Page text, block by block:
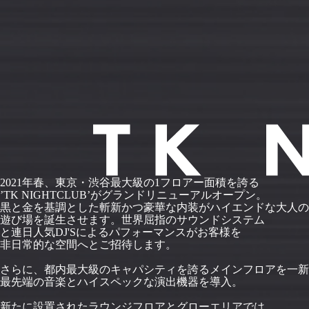
2021年春、東京・渋谷最大級の1フロアー面積を誇る
’TK NIGHTCLUB’がグランドリニューアルオープン。
黒と金を基調とした斬新かつ豪華な内装がハイエンドな大人の
遊び場を誕生させます。世界屈指のサウンドシステム
と連日人気DJ'Sによるパフォーマンスがお客様を
非日常的な空間へとご招待します。
さらに、都内最大級のキャパシティを誇るメインフロアを一
最先端の音楽とハイスペックな演出機器を導入。